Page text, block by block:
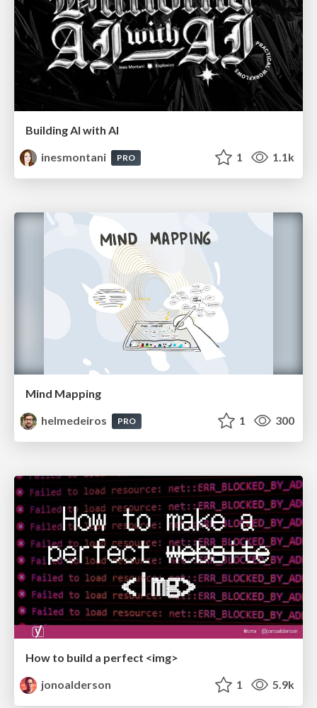
Building AI with AI
inesmontani
PRO 1 1.1k
Mind Mapping
helmedeiros
PRO 1 300
How to build a perfect <img>
jonoalderson
1 5.9k